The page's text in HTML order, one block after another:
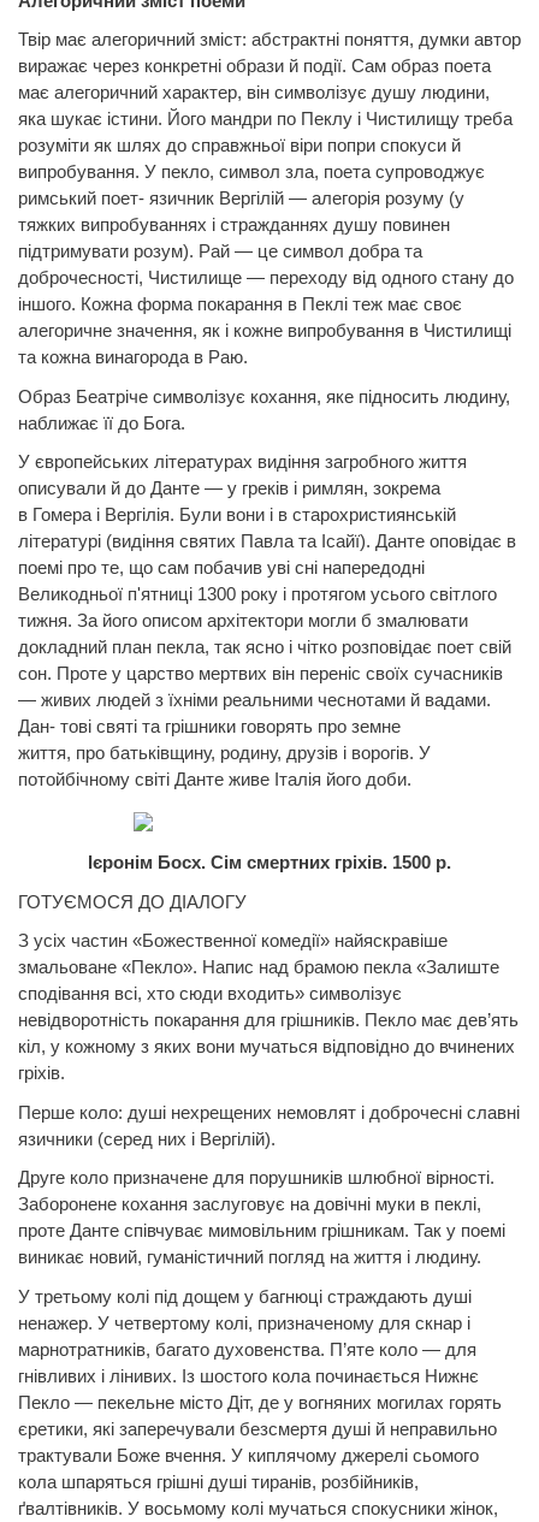
Твір має алегоричний зміст: абстрактні поняття, думки автор
виражає через конкретні образи й події. Сам образ поета
має алегоричний характер, він символізує душу людини,
яка шукає істини. Його мандри по Пеклу і Чистилищу треба
розуміти як шлях до справжньої віри попри спокуси й
випробування. У пекло, символ зла, поета супроводжує
римський поет- язичник Вергілій — алегорія розуму (у
тяжких випробуваннях і стражданнях душу повинен
підтримувати розум). Рай — це символ добра та
доброчесності, Чистилище — переходу від одного стану до
іншого. Кожна форма покарання в Пеклі теж має своє
алегоричне значення, як і кожне випробування в Чистилищі
та кожна винагорода в Раю.
Образ Беатріче символізує кохання, яке підносить людину,
наближає її до Бога.
У європейських літературах видіння загробного життя
описували й до Данте — у греків і римлян, зокрема
в Гомера і Вергілія. Були вони і в старохристиянській
літературі (видіння святих Павла та Ісайї). Данте оповідає в
поемі про те, що сам побачив уві сні напередодні
Великодньої п'ятниці 1300 року і протягом усього світлого
тижня. За його описом архітектори могли б змалювати
докладний план пекла, так ясно і чітко розповідає поет свій
сон. Проте у царство мертвих він переніс своїх сучасників
— живих людей з їхніми реальними чеснотами й вадами.
Дан- тові святі та грішники говорять про земне
життя, про батьківщину, родину, друзів і ворогів. У
потойбічному світі Данте живе Італія його доби.
Ієронім Босх. Сім смертних гріхів. 1500 р.
ГОТУЄМОСЯ ДО ДІАЛОГУ
З усіх частин «Божественної комедії» найяскравіше
змальоване «Пекло». Напис над брамою пекла «Залиште
сподівання всі, хто сюди входить» символізує
невідворотність покарання для грішників. Пекло має дев’ять
кіл, у кожному з яких вони мучаться відповідно до вчинених
гріхів.
Перше коло: душі нехрещених немовлят і доброчесні славні
язичники (серед них і Вергілій).
Друге коло призначене для порушників шлюбної вірності.
Заборонене кохання заслуговує на довічні муки в пеклі,
проте Данте співчуває мимовільним грішникам. Так у поемі
виникає новий, гуманістичний погляд на життя і людину.
У третьому колі під дощем у багнюці страждають душі
ненажер. У четвертому колі, призначеному для скнар і
марнотратників, багато духовенства. П’яте коло — для
гнівливих і лінивих. Із шостого кола починається Нижнє
Пекло — пекельне місто Діт, де у вогняних могилах горять
єретики, які заперечували безсмертя душі й неправильно
трактували Боже вчення. У киплячому джерелі сьомого
кола шпаряться грішні душі тиранів, розбійників,
ґвалтівників. У восьмому колі мучаться спокусники жінок,